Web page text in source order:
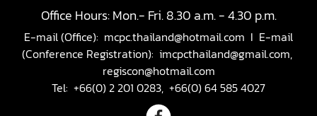
Office Hours: Mon.- Fri. 8.30 a.m. - 4.30 p.m.
E-mail (Office): mcpc.thailand@hotmail.com I E-mail
(Conference Registration): imcpcthailand@gmail.com,
regiscon@hotmail.com
Tel: +66(0) 2 201 0283, +66(0) 64 585 4027